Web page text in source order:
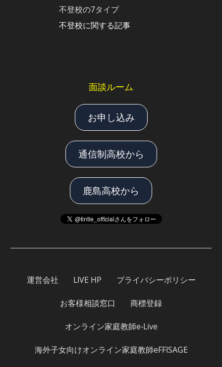
不登校の7タイプ
不登校に関する記事
面談ルーム
お申し込み
通信制高校から
鹿島高校から
運営会社 LIVE HP プライバシーポリシー
お客様相談窓口 商標登録
オンライン家庭教師e-Live
海外子女向けオンライン家庭教師eFFISAGE